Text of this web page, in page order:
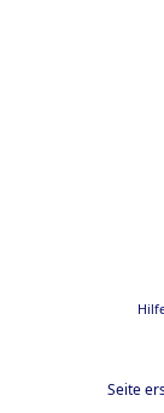
Seite